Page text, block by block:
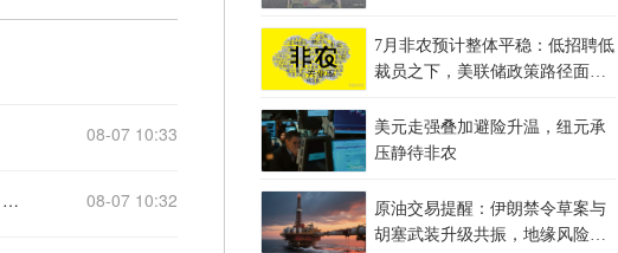
08-07 10:33
我国已成为全球创新力上升最快的国家之一。科技创新和产业创新深度融合，不断转化为外贸竞争新优势和增长新动能。7月份，我国高技术产品出口增长超五成，贡献了近六成的出口增量，电动汽车、锂电池等绿色低碳产品出口连续17个月两位数增长。（央视） 08-07 10:32
7月非农预计整体平稳：低招聘低
裁员之下，美联储政策路径面临
美元走强叠加避险升温，纽元承
压静待非农
原油交易提醒：伊朗禁令草案与
胡塞武装升级共振，地缘风险溢